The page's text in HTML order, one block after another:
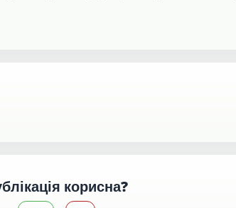
корисна?